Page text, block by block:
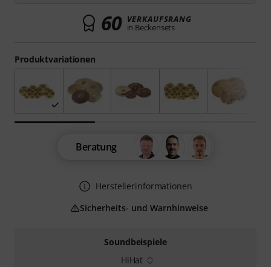
Soundbeispiele
HiHat
Produktvariationen
60 VERKAUFSRANG
in Beckensets
Beratung
Herstellerinformationen
Sicherheits- und Warnhinweise